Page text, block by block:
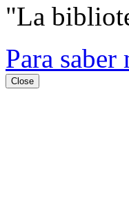
"La
Para saber
Close